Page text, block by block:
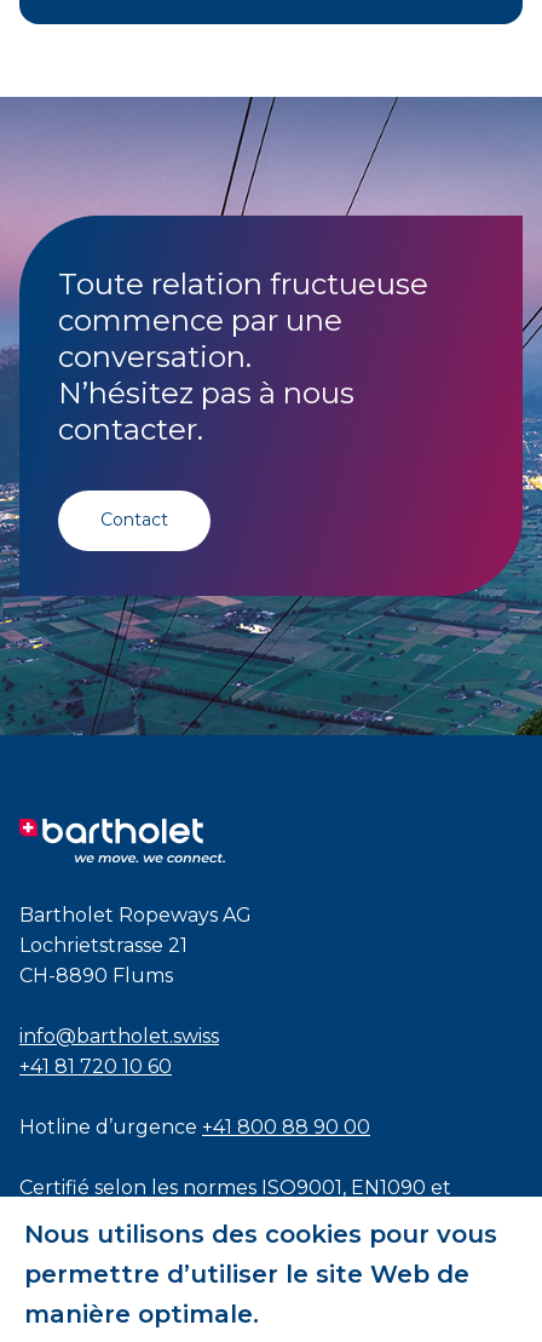
Nous utilisons des cookies pour vous
permettre d’utiliser le site Web de
manière optimale.
Toute relation fructueuse
commence par une
conversation.
N’hésitez pas à nous
contacter.
Contact
Bartholet Ropeways AG
Lochrietstrasse 21
CH-8890 Flums
info@bartholet.swiss
+41 81 720 10 60
Hotline d’urgence +41 800 88 90 00
Certifié selon les normes ISO9001 , EN1090 et